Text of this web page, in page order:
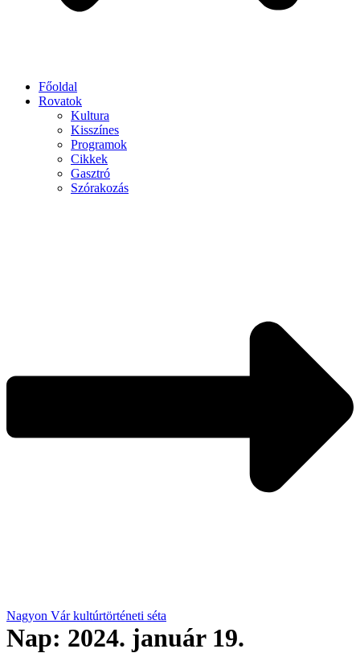
Főoldal
Rovatok
Kultura
Kisszínes
Programok
Cikkek
Gasztró
Szórakozás
Nagyon Vár kultúrtörténeti séta
Nap: 2024. január 19.